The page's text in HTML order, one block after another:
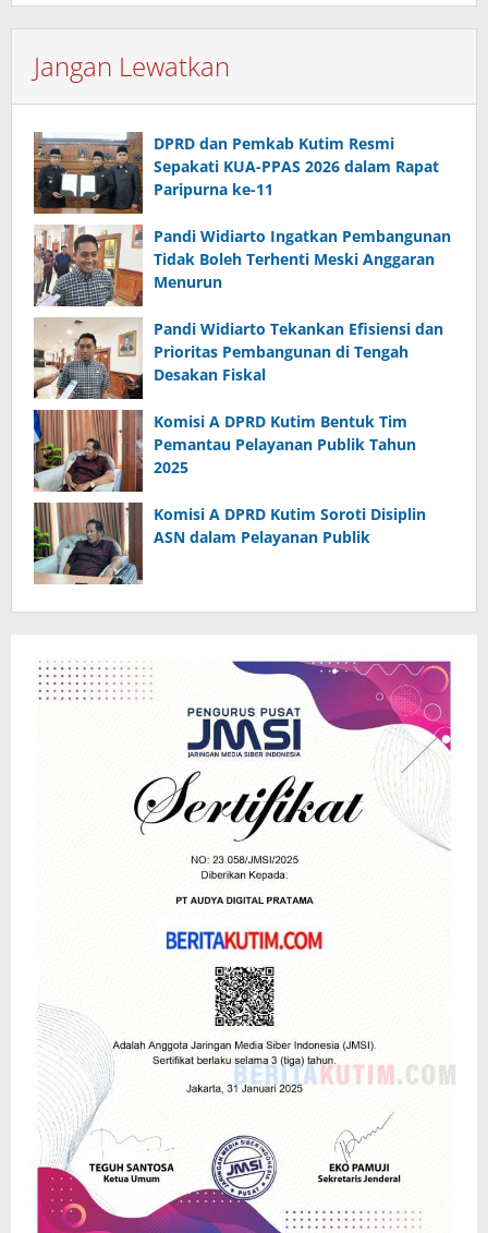
Jangan Lewatkan
DPRD dan Pemkab Kutim Resmi
Sepakati KUA-PPAS 2026 dalam Rapat
Paripurna ke-11
Pandi Widiarto Ingatkan Pembangunan
Tidak Boleh Terhenti Meski Anggaran
Menurun
Pandi Widiarto Tekankan Efisiensi dan
Prioritas Pembangunan di Tengah
Desakan Fiskal
Komisi A DPRD Kutim Bentuk Tim
Pemantau Pelayanan Publik Tahun
2025
Komisi A DPRD Kutim Soroti Disiplin
ASN dalam Pelayanan Publik